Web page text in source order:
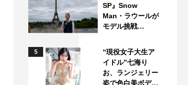
SP』Snow
Man・ラウールが
モデル挑戦…
5
“現役女子大生ア
イドル”七海り
お、ランジェリー
姿で色白美ボデ…